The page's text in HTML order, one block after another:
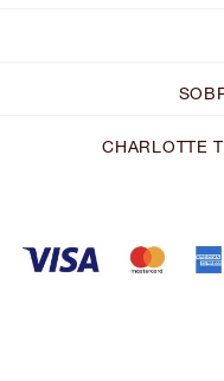
CHARLOTTE